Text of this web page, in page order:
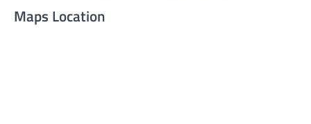
Maps Location